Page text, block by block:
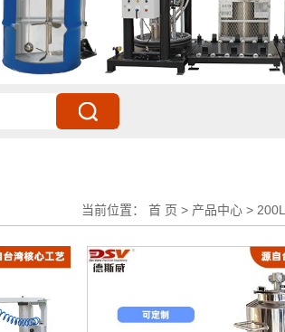
当前位置： 首 页 > 产品中心>